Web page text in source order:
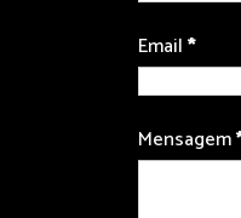
Email*
Mensagem